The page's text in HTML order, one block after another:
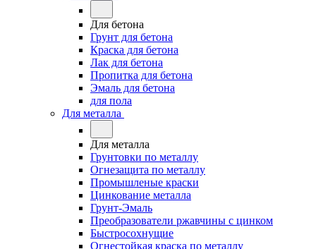
Для бетона
Грунт для бетона
Краска для бетона
Лак для бетона
Пропитка для бетона
Эмаль для бетона
для пола
Для металла
Для металла
Грунтовки по металлу
Огнезащита по металлу
Промышленые краски
Цинкование металла
Грунт-Эмаль
Преобразователи ржавчины с цинком
Быстросохнущие
Огнестойкая краска по металлу